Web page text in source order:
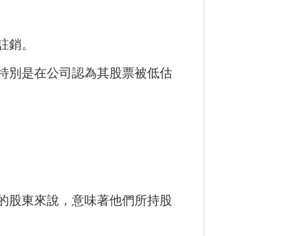
銷。
別是在公司認為其股票被低估
股東來說，意味著他們所持股